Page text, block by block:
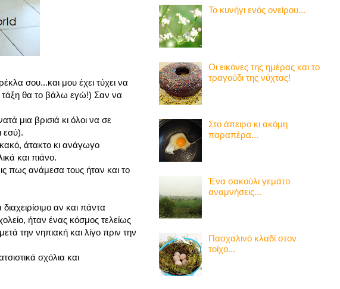
σου...και μου έχει τύχει να
τάξη θα το βάλω εγώ!) Σαν να
μια βρισιά κι όλοι να σε
εσύ).
κακό, άτακτο κι ανάγωγο
και πιάνο.
πως ανάμεσα τους ήταν και το
αν και πάντα
ήταν ένας κόσμος τελείως
την νηπιακή και λίγο πριν την
σχόλια και
Το κυνήγι ενός ονείρου...
Οι εικόνες της ημέρας και το
τραγούδι της νύχτας!
Στο άπειρο κι ακόμη
παραπέρα...
Ένα σακούλι γεμάτο
αναμνήσεις...
Πασχαλινό κλαδί στον
τοίχο...